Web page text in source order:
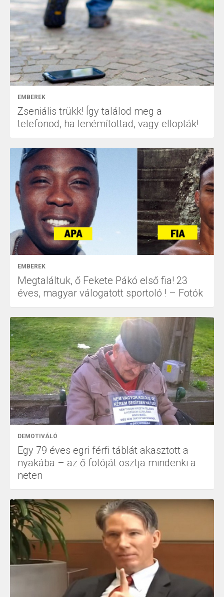
EMBEREK
Zseniális trükk! Így találod meg a
telefonod, ha lenémítottad, vagy ellopták!
EMBEREK
Megtaláltuk, ő Fekete Pákó első fia! 23
éves, magyar válogatott sportoló ! – Fotók
DEMOTIVÁLÓ
Egy 79 éves egri férfi táblát akasztott a
nyakába – az ő fotóját osztja mindenki a
neten